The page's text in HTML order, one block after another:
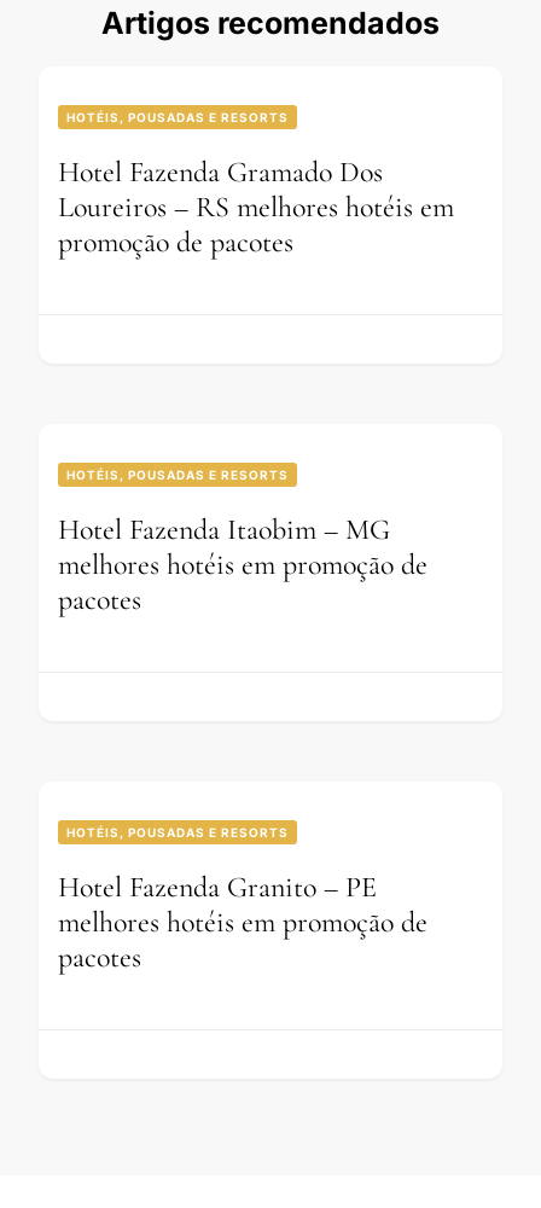
Artigos recomendados
HOTÉIS, POUSADAS E RESORTS
Hotel Fazenda Gramado Dos
Loureiros – RS melhores hotéis em
promoção de pacotes
HOTÉIS, POUSADAS E RESORTS
Hotel Fazenda Itaobim – MG
melhores hotéis em promoção de
pacotes
HOTÉIS, POUSADAS E RESORTS
Hotel Fazenda Granito – PE
melhores hotéis em promoção de
pacotes